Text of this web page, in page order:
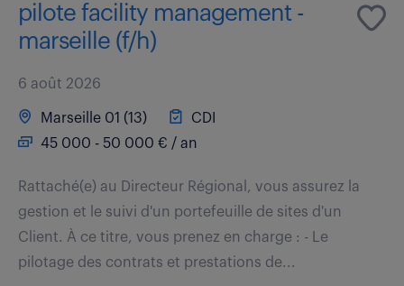
pilote facility management -
marseille (f/h)
6 août 2026
Marseille 01 (13)
CDI
45 000 - 50 000 € / an
Rattaché(e) au Directeur Régional, vous assurez la
gestion et le suivi d'un portefeuille de sites d'un
Client. À ce titre, vous prenez en charge : - Le
pilotage des contrats et prestations de...